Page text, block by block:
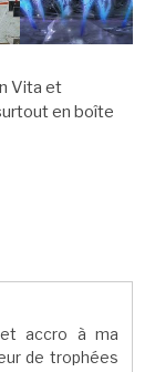
Vita et
en boîte
accro à ma
de trophées